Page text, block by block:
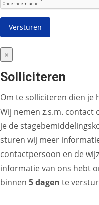
×
Solliciteren
Om te solliciteren dien je
Wij nemen z.s.m. contact
je de
sturen wij meer
contactpersoon en de
informatie van ons hebt
binnen 5 dagen te